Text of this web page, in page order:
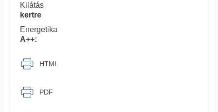
Kilátás
kertre
Energetika
A++:
HTML
PDF